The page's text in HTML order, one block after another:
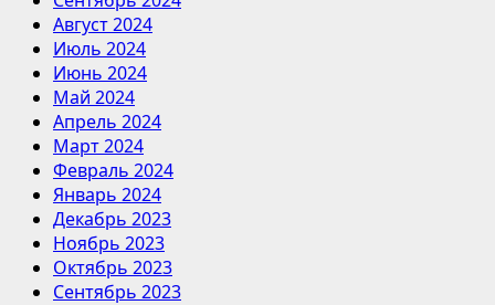
Август 2024
Июль 2024
Июнь 2024
Май 2024
Апрель 2024
Март 2024
Февраль 2024
Январь 2024
Декабрь 2023
Ноябрь 2023
Октябрь 2023
Сентябрь 2023